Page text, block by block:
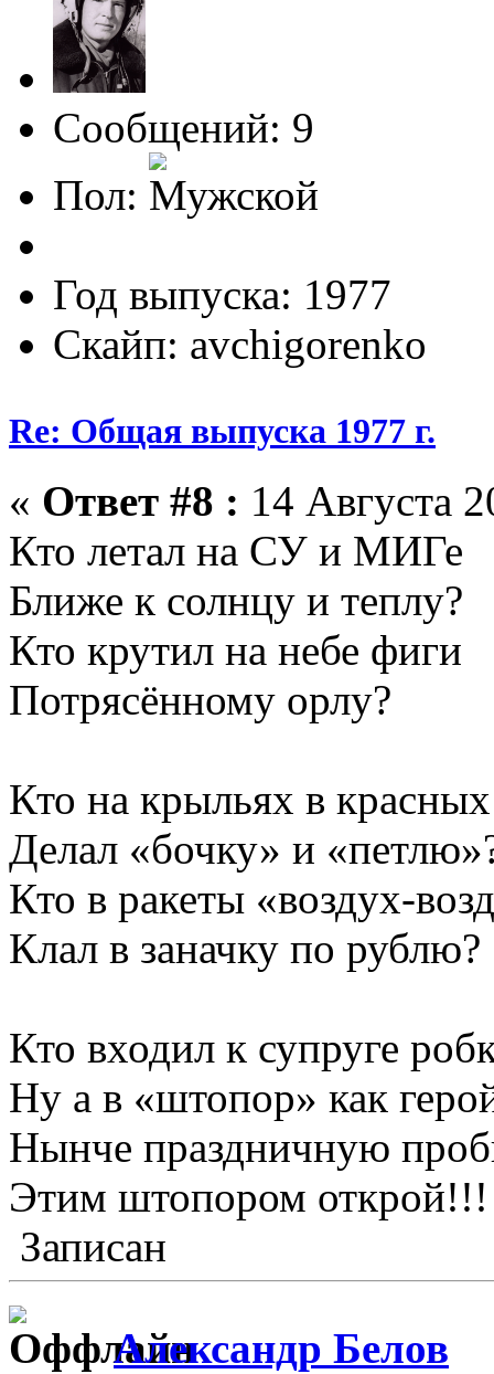
Сообщений: 9
Пол:
Год выпуска: 1977
Скайп: avchigorenko
Re: Общая выпуска 1977 г.
« Ответ #8 : 14 Августа
Кто летал на СУ и МИГе
Ближе к солнцу и теплу?
Кто крутил на небе фиги
Потрясённому орлу?
Кто на крыльях в красных
Делал «бочку» и
Кто в ракеты «воздух-
Клал в заначку по рублю?
Кто входил к супруге
Ну а в «штопор» как
Нынче праздничную
Этим штопором открой!!!
Записан
Александр Белов